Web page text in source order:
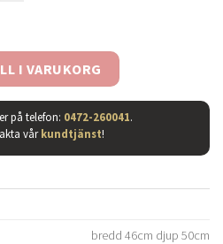
I VARUKORG
på telefon: 0472-260041.
vårkundtjänst!
bredd 46cm djup 50cm